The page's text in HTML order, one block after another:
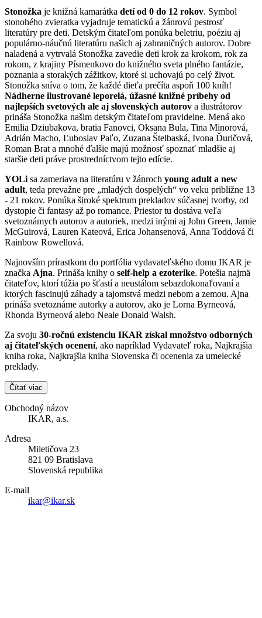
Stonožka je knižná kamarátka detí od 0 do 12 rokov. Symbol
stonohého zvieratka vyjadruje tematickú a žánrovú pestrosť
literatúry pre deti. Detským čitateľom ponúka beletriu, poéziu aj
populárno-náučnú literatúru našich aj zahraničných autorov. Dobre
naladená a vytrvalá Stonožka zavedie deti krok za krokom, rok za
rokom, z krajiny Písmenkovo do knižného sveta plného fantázie,
poznania a storakých zážitkov, ktoré si uchovajú po celý život.
Stonožka sníva o tom, že každé dieťa prečíta aspoň 100 kníh!
Nádherne ilustrované leporelá, úžasné knižné príbehy od
najlepších svetových ale aj slovenských autorov a ilustrátorov
prináša Stonožka našim detským čitateľom pravidelne. Mená ako
Emilia Dziubakova, bratia Fanovci, Oksana Bula, Tina Minorová,
Adrián Macho, Ľuboslav Paľo, Zuzana Štelbaská, Ivona Ďuričová,
Roman Brat a mnohé ďalšie majú možnosť spoznať mladšie aj
staršie deti práve prostredníctvom tejto edície.
YOLi sa zameriava na literatúru v žánroch young adult a new
adult, teda prevažne pre „mladých dospelých“ vo veku približne 13
- 21 rokov. Ponúka široké spektrum prekladov súčasnej tvorby, od
dystopie či fantasy až po romance. Priestor tu dostáva veľa
svetoznámych autorov a autoriek, medzi inými aj John Green, Jamie
McGuirová, Lauren Kateová, Erica Johansenová, Anna Toddová či
Rainbow Rowellová.
Najnovším prírastkom do portfólia vydavateľského domu IKAR je
značka Ajna. Prináša knihy o self-help a ezoterike. Potešia najmä
čitateľov, ktorí túžia po šťastí a neustálom sebazdokonaľovaní a
ktorých fascinujú záhady a tajomstvá medzi nebom a zemou. Ajna
prináša svetoznáme autorky a autorov, ako je Lorna Byrneová,
Rhonda Byrneová alebo Neale Donald Walsh.
Za svoju 30-ročnú existenciu IKAR získal množstvo odborných
aj čitateľských ocenení, ako napríklad Vydavateľ roka, Najkrajšia
kniha roka, Najkrajšia kniha Slovenska či ocenenia za umelecké
preklady.
Čítať viac
Obchodný názov
IKAR, a.s.
Adresa
Miletičova 23
821 09 Bratislava
Slovenská republika
E-mail
ikar@ikar.sk